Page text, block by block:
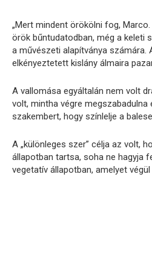
„Mert mindent örökölni fog,
örök bűntudatodban, még a keleti
a művészeti alapítványa számára.
elkényeztetett kislány álmaira
A vallomása egyáltalán nem volt
volt, mintha végre megszabadulna
szakembert, hogy színlelje a
A „különleges szer” célja az volt,
állapotban tartsa, soha ne hagyja
vegetatív állapotban, amelyet